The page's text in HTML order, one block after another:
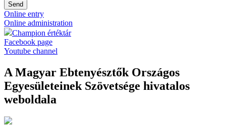
Send
Online entry
Online administration
Champion értéktár
Facebook page
Youtube channel
A Magyar Ebtenyésztők Országos
Egyesületeinek Szövetsége hivatalos
weboldala